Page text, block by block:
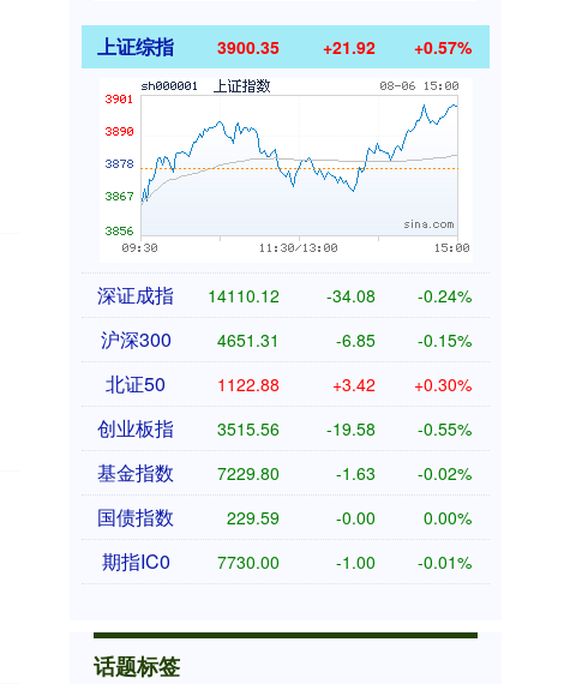
上证综指 3900.35 +21.92 +0.57%
深证成指 14110.12 -34.08 -0.24%
沪深300 4651.31 -6.85 -0.15%
北证50 1122.88 +3.42 +0.30%
创业板指 3515.56 -19.58 -0.55%
基金指数 7229.80 -1.63 -0.02%
国债指数 229.59 -0.00 0.00%
期指IC0 7730.00 -1.00 -0.01%
话题标签